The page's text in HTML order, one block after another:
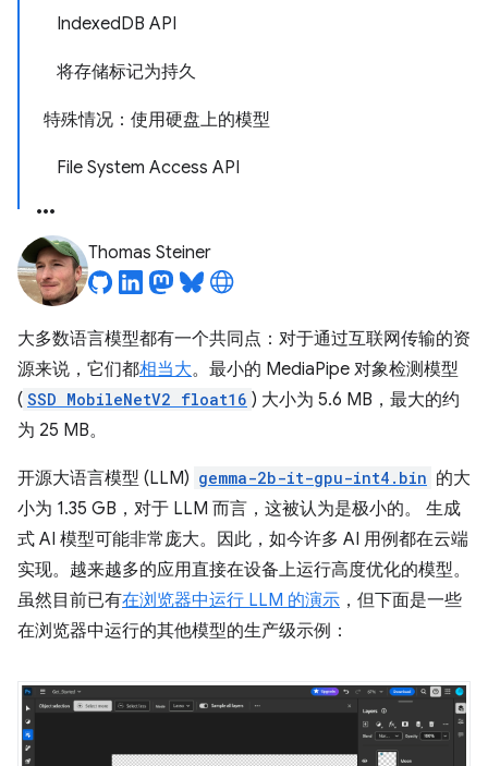
IndexedDB API
将存储标记为持久
特殊情况：使用硬盘上的模型
File System Access API
Thomas Steiner
大多数语言模型都有一个共同点：对于通过互联网传输的资
源来说，它们都相当大。最小的 MediaPipe 对象检测模型
( SSD MobileNetV2 float16 ) 大小为 5.6 MB，最大的约
为 25 MB。
开源大语言模型 (LLM) gemma-2b-it-gpu-int4.bin 的大
小为 1.35 GB，对于 LLM 而言，这被认为是极小的。 生成
式 AI 模型可能非常庞大。因此，如今许多 AI 用例都在云端
实现。越来越多的应用直接在设备上运行高度优化的模型。
虽然目前已有在浏览器中运行 LLM 的演示 ，但下面是一些
在浏览器中运行的其他模型的生产级示例：